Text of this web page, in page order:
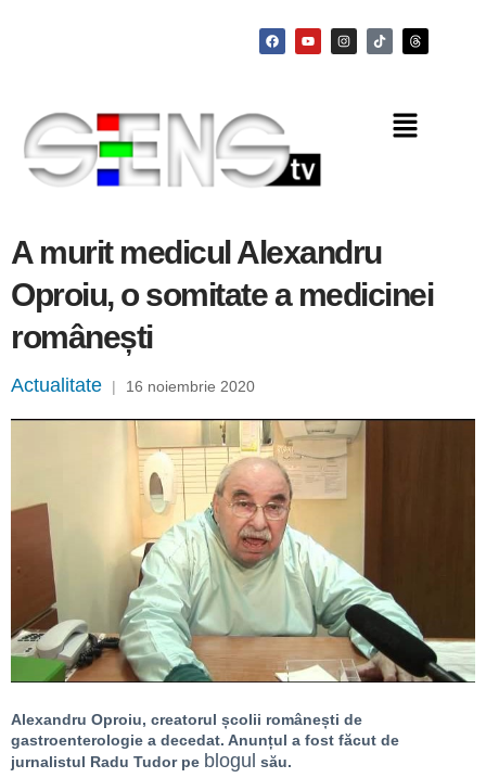
A murit medicul Alexandru
Oproiu, o somitate a medicinei
românești
Actualitate | 16 noiembrie 2020
Alexandru Oproiu, creatorul școlii românești de
gastroenterologie a decedat. Anunțul a fost făcut de
jurnalistul Radu Tudor pe blogul său.